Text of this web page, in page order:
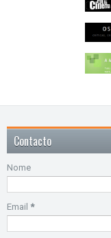
Contacto
Nome
Email *